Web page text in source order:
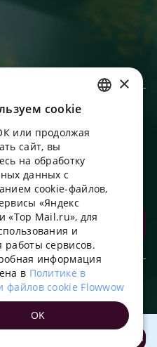
бонусов за покупки и
заказ!
приложении!
Открыть
ENGLISH
UKRAINIAN
PORTUGUESE
FRENCH
TURKISH
×
сookie
или продолжая
сайт, вы
на обработку
данных с
cookie-файлов,
«Яндекс
«Top Mail.ru», для
и
работы сервисов.
информация
в Политике в
файлов cookie Flowwow
OK